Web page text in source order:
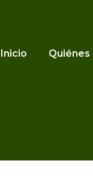
Inicio Quiénes